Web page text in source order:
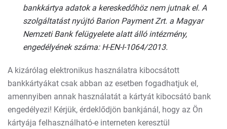
bankkártya adatok a kereskedőhöz nem jutnak el. A
szolgáltatást nyújtó Barion Payment Zrt. a Magyar
Nemzeti Bank felügyelete alatt álló intézmény,
engedélyének száma: H-EN-I-1064/2013.
A kizárólag elektronikus használatra kibocsátott
bankkártyákat csak abban az esetben fogadhatjuk el,
amennyiben annak használatát a kártyát kibocsátó bank
engedélyezi! Kérjük, érdeklődjön bankjánál, hogy az Ön
kártyája felhasználható-e interneten keresztül